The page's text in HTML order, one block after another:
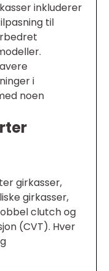
inkluderer
til
i
noen
girkasser,
girkasser,
clutch og
(CVT). Hver